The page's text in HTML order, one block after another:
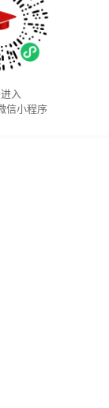
入
信小程序